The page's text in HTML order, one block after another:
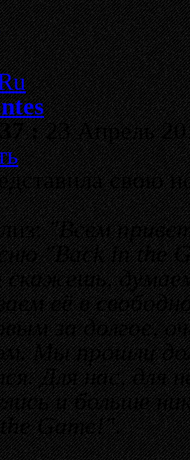
:23 Апрель
свою
"Всем
"Back in the
её в
за долгое,
Мы прошли
Для нас, для
и больше
Game!".